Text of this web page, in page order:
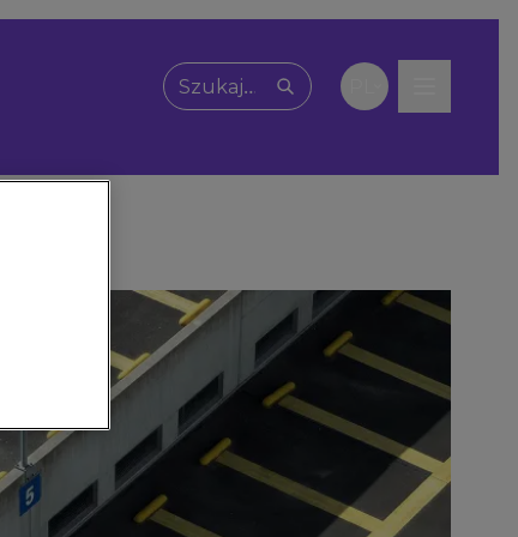
Wpisz, czego szukasz